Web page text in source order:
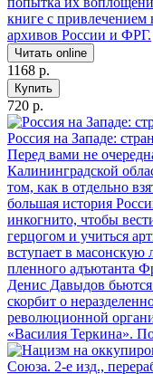
книге с привлечением
архивов России и ФРГ.
Читать online
1168 р.
Купить
720 р.
Россия на Западе:
Перед вами не
Калининградской
том, как в отдельно
большая история
инкогнито, чтобы
герцогом и учиться
вступает в масонскую
пленного адъютанта
Денис Давыдов
скорбит о
революционной
«Василия Теркина».